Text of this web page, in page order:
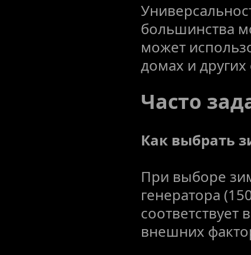
большинства
может
домах и других
Часто
Как выбрать
При выборе
генератора
внешних